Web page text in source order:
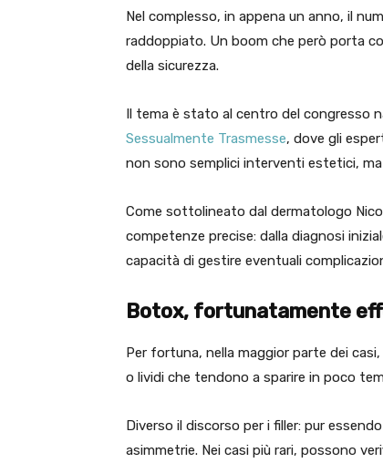
Nel complesso, in appena un anno, il
raddoppiato. Un boom che però porta
della sicurezza.
Il tema è stato al centro del congresso
Sessualmente Trasmesse, dove gli
non sono semplici interventi estetici,
Come sottolineato dal dermatologo
competenze precise: dalla diagnosi
capacità di gestire eventuali
Botox, fortunatamente
Per fortuna, nella maggior parte dei
o lividi che tendono a sparire in poco
Diverso il discorso per i filler: pur
asimmetrie. Nei casi più rari, possono